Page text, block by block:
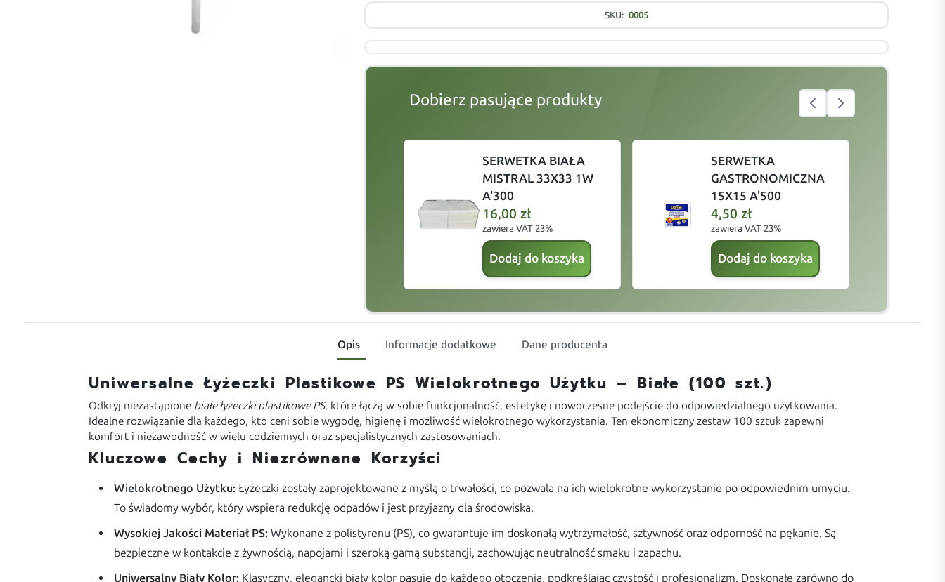
SKU: 0005
Dobierz pasujące produkty
slide
SERWETKA BIAŁA
MISTRAL 33X33 1W
A'300
16,00zł
zawiera VAT 23%
Dodaj do koszyka
SERWETKA
GASTRONOMICZNA
15X15 A'500
4,50 zł
zawiera VAT 23%
Dodaj do koszyka
Opis Informacje dodatkowe Dane producenta
Uniwersalne Łyżeczki Plastikowe PS Wielokrotnego Użytku – Białe (100 szt.)
Odkryj niezastąpione białe łyżeczki plastikowe PS, które łączą w sobie funkcjonalność, estetykę i nowoczesne podejście do odpowiedzialnego użytkowania.
Idealne rozwiązanie dla każdego, kto ceni sobie wygodę, higienę i możliwość wielokrotnego wykorzystania. Ten ekonomiczny zestaw 100 sztuk zapewni
komfort i niezawodność w wielu codziennych oraz specjalistycznych zastosowaniach.
Kluczowe Cechy i Niezrównane Korzyści
Wielokrotnego Użytku: Łyżeczki zostały zaprojektowane z myślą o trwałości, co pozwala na ich wielokrotne wykorzystanie po odpowiednim umyciu.
To świadomy wybór, który wspiera redukcję odpadów i jest przyjazny dla środowiska.
Wysokiej Jakości Materiał PS: Wykonane z polistyrenu (PS), co gwarantuje im doskonałą wytrzymałość, sztywność oraz odporność na pękanie. Są
bezpieczne w kontakcie z żywnością, napojami i szeroką gamą substancji, zachowując neutralność smaku i zapachu.
Uniwersalny Biały Kolor: Klasyczny, elegancki biały kolor pasuje do każdego otoczenia, podkreślając czystość i profesjonalizm. Doskonałe zarówno do